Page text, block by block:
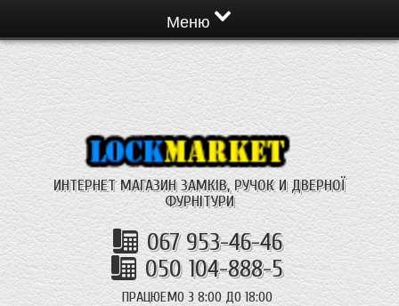
Меню
ИНТЕРНЕТ МАГАЗИН ЗАМКІВ, РУЧОК И ДВЕРНОЇ
ФУРНІТУРИ
067 953-46-46
050 104-888-5
ПРАЦЮЕМО З 8:00 ДО 18:00